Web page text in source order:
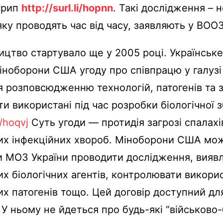
http://surl.li/hopnn. Такі дослідження –
проводять час від часу, заявляють у
стартувало ще у 2005 році.
США угоду про співпрацю у галузі
розповсюдженню технологій, патогенів та
використані під час розробки біологічної
Суть угоди — протидія загрозі
інфекційних хвороб. Міноборони США
МОЗ України проводити дослідження,
біологічних агентів, контролювати
патогенів тощо. Цей договір доступний
ньому не йдеться про будь-які “військово-